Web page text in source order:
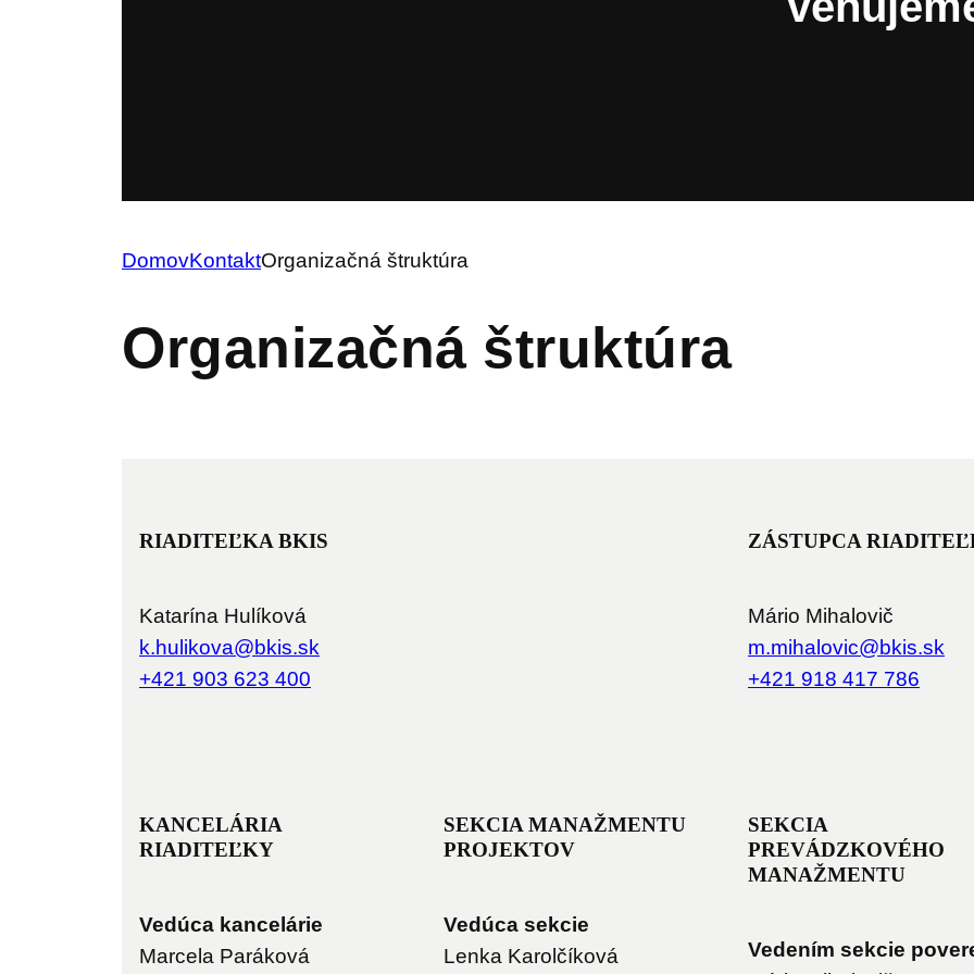
DomovKontaktOrganizačná štruktúra
Organizačná štruktúra
RIADITEĽKA BKIS
Katarína Hulíková
ks.si
kb@av
okilu
h.k
+421 903 623 400
ZÁSTUPCA
Mário Mihalovič
ks.si
kb@ci
volah
im.m
+421 918 417 786
KANCELÁRIA
RIADITEĽKY
Vedúca kancelárie
Marcela Paráková
SEKCIA MANAŽMENTU
PROJEKTOV
Vedúca sekcie
Lenka Karolčíková
SEKCIA
PREVÁDZKOVÉHO
MANAŽMENTU
Vedením sekcie